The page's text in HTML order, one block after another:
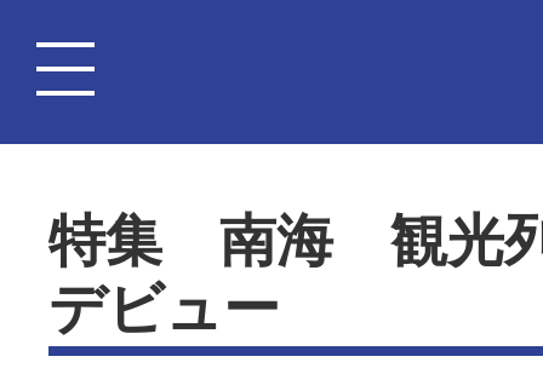
特集 南海 観光
デビュー